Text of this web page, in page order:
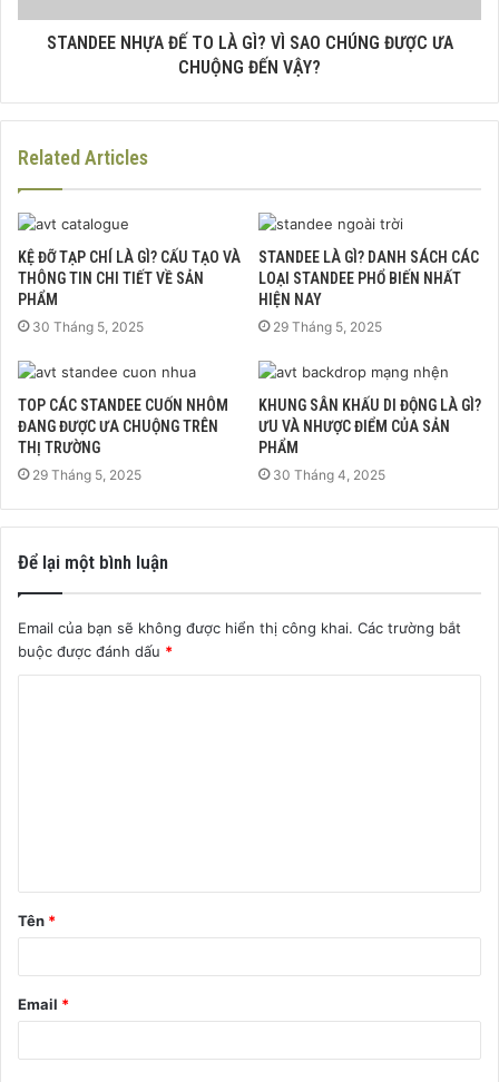
STANDEE NHỰA ĐẾ TO LÀ GÌ? VÌ SAO CHÚNG ĐƯỢC ƯA
CHUỘNG ĐẾN VẬY?
Related Articles
KỆ ĐỠ TẠP CHÍ LÀ GÌ? CẤU TẠO VÀ
THÔNG TIN CHI TIẾT VỀ SẢN
PHẨM
30 Tháng 5, 2025
STANDEE LÀ GÌ? DANH SÁCH CÁC
LOẠI STANDEE PHỔ BIẾN NHẤT
HIỆN NAY
29 Tháng 5, 2025
TOP CÁC STANDEE CUỐN NHÔM
ĐANG ĐƯỢC ƯA CHUỘNG TRÊN
THỊ TRƯỜNG
29 Tháng 5, 2025
KHUNG SÂN KHẤU DI ĐỘNG LÀ GÌ?
ƯU VÀ NHƯỢC ĐIỂM CỦA SẢN
PHẨM
30 Tháng 4, 2025
Để lại một bình luận
Email của bạn sẽ không được hiển thị công khai. Các trường bắt
buộc được đánh dấu *
ậ
n
Tên *
Email *